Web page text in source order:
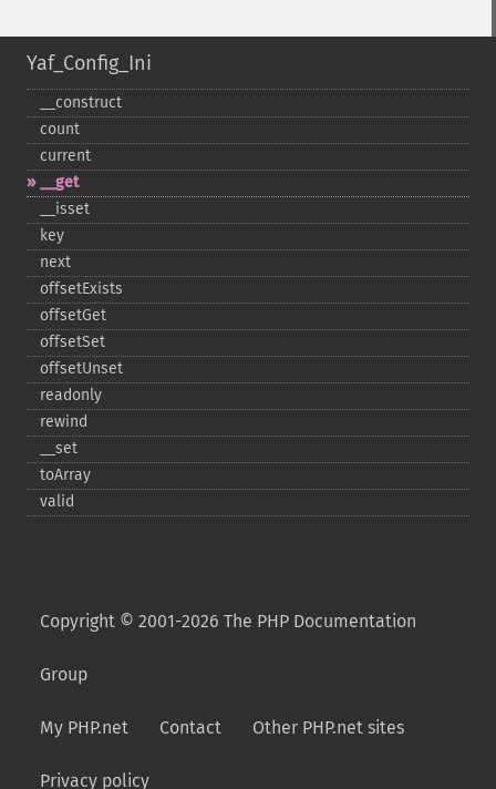
Yaf_Config_Ini
_​_​construct
count
current
_​_​get
_​_​isset
key
next
offsetExists
offsetGet
offsetSet
offsetUnset
readonly
rewind
_​_​set
toArray
valid
Copyright © 2001-2026 The PHP Documentation
Group
My PHP.net Contact Other PHP.net sites
Privacy policy